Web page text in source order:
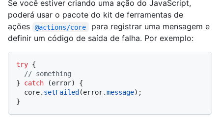
Se você estiver criando uma ação do JavaScript,
poderá usar o pacote do kit de ferramentas de
ações
@actions/core
para registrar uma mensagem e
definir um código de saída de falha. Por exemplo:
try {
// something
} catch (error) {
  core.
setFailed (error.message);